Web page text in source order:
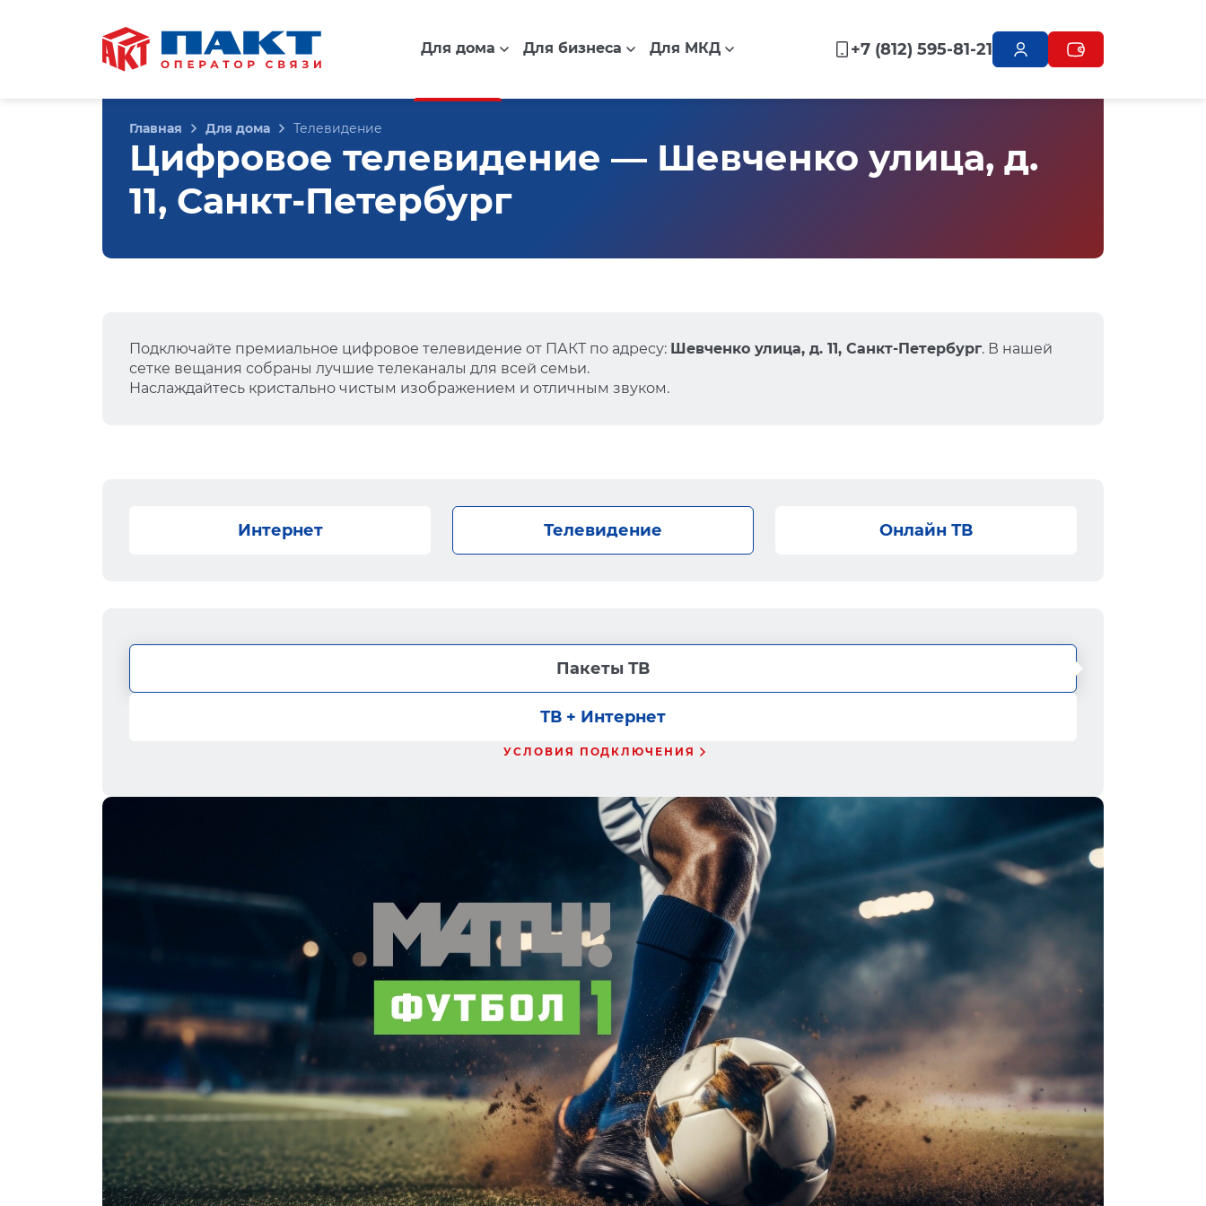
Для дома Для бизнеса Для МКД +7 (812) 595-81-21
Главная Для дома Телевидение
Цифровое телевидение — Шевченко улица, д.
11, Санкт-Петербург
Подключайте премиальное цифровое телевидение от ПАКТ по адресу: Шевченко улица, д. 11, Санкт-Петербург. В нашей
сетке вещания собраны лучшие телеканалы для всей семьи.
Наслаждайтесь кристально чистым изображением и отличным звуком.
Интернет Телевидение Онлайн ТВ
Пакеты ТВ
ТВ + Интернет
УСЛОВИЯ ПОДКЛЮЧЕНИЯ